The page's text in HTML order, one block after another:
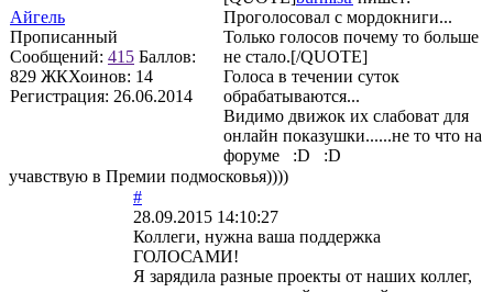
Айгель
Прописанный
Сообщений: 415 Баллов:
829 ЖКХоинов: 14
Регистрация: 26.06.2014
Проголосовал с мордокниги...
Только голосов почему то больше
не стало.[/QUOTE]
Голоса в течении суток
обрабатываются...
Видимо движок их слабоват для
онлайн показушки......не то что на
форуме :D :D
учавствую в Премии подмосковья))))
#
28.09.2015 14:10:27
Коллеги, нужна ваша поддержка
ГОЛОСАМИ!
Я зарядила разные проекты от наших коллег,